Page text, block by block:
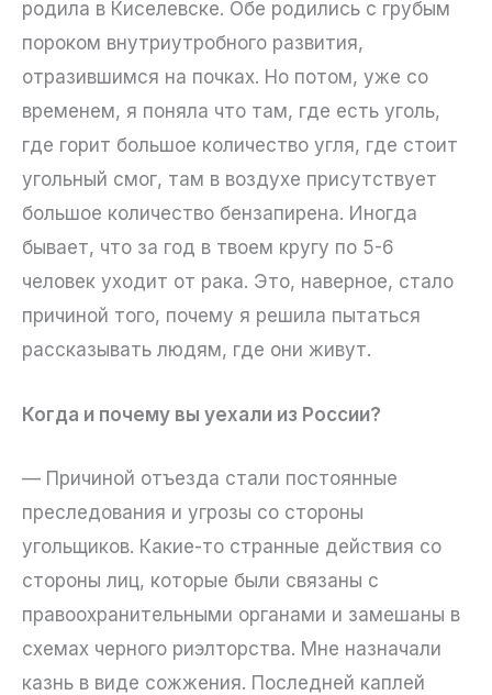
родила в Киселевске. Обе родились с грубым
пороком внутриутробного развития,
отразившимся на почках. Но потом, уже со
временем, я поняла что там, где есть уголь,
где горит большое количество угля, где стоит
угольный смог, там в воздухе присутствует
большое количество бензапирена. Иногда
бывает, что за год в твоем кругу по 5-6
человек уходит от рака. Это, наверное, стало
причиной того, почему я решила пытаться
рассказывать людям, где они живут.
Когда и почему вы уехали из России?
— Причиной отъезда стали постоянные
преследования и угрозы со стороны
угольщиков. Какие-то странные действия со
стороны лиц, которые были связаны с
правоохранительными органами и замешаны в
схемах черного риэлторства. Мне назначали
казнь в виде сожжения. Последней каплей